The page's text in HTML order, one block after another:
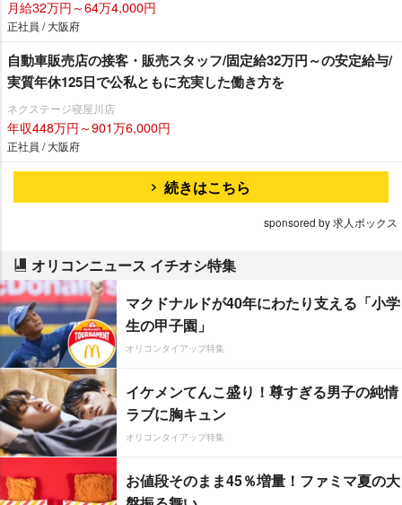
月給32万円～64万4,000円
正社員 / 大阪府
自動車販売店の接客・販売スタッフ/固定給32万円～の安定給与/
実質年休125日で公私ともに充実した働き方を
ネクステージ寝屋川店
年収448万円～901万6,000円
正社員 / 大阪府
続きはこちら
sponsored by 求人ボックス
オリコンニュース イチオシ特集
マクドナルドが40年にわたり支える「小学
生の甲子園」
オリコンタイアップ特集
イケメンてんこ盛り！尊すぎる男子の純情
ラブに胸キュン
オリコンタイアップ特集
お値段そのまま45％増量！ファミマ夏の大